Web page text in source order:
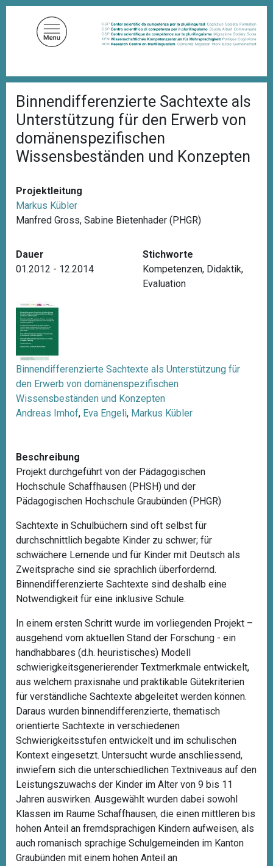
D
f
a
d
a
v
i
a
t
i
o
Binnendifferenzierte Sachtexte als
Unterstützung für den Erwerb von
domänenspezifischen
Wissensbeständen und Konzepten
Projektleitung
Markus Kübler
Manfred Gross, Sabine Bietenhader (PHGR)
Dauer
01.2012 - 12.2014
Stichworte
Kompetenzen, Didaktik,
Evaluation
Binnendifferenzierte Sachtexte als Unterstützung für
den Erwerb von domänenspezifischen
Wissensbeständen und Konzepten
Andreas Imhof, Eva Engeli, Markus Kübler
Beschreibung
Projekt durchgeführt von der Pädagogischen
Hochschule Schaffhausen (PHSH) und der
Pädagogischen Hochschule Graubünden (PHGR)
Sachtexte in Schulbüchern sind oft selbst für
durchschnittlich begabte Kinder zu schwer; für
schwächere Lernende und für Kinder mit Deutsch als
Zweitsprache sind sie sprachlich überfordernd.
Binnendifferenzierte Sachtexte sind deshalb eine
Notwendigkeit für eine inklusive Schule.
In einem ersten Schritt wurde im vorliegenden Projekt –
ausgehend vom aktuellen Stand der Forschung - ein
handhabbares (d.h. heuristisches) Modell
schwierigkeitsgenerierender Textmerkmale entwickelt,
aus welchem praxisnahe und praktikable Gütekriterien
für verständliche Sachtexte abgeleitet werden können.
Daraus wurden binnendifferenzierte, thematisch
orientierte Sachtexte in verschiedenen
Schwierigkeitsstufen entwickelt und im schulischen
Kontext eingesetzt. Untersucht wurde anschliessend,
inwiefern sich die unterschiedlichen Textniveaus auf den
Leistungszuwachs der Kinder im Alter von 9 bis 11
Jahren auswirken. Ausgewählt wurden dabei sowohl
Klassen im Raume Schaffhausen, die einen mittleren bis
hohen Anteil an fremdsprachigen Kindern aufweisen, als
auch romanisch sprachige Schulgemeinden im Kanton
Graubünden mit einem hohen Anteil an